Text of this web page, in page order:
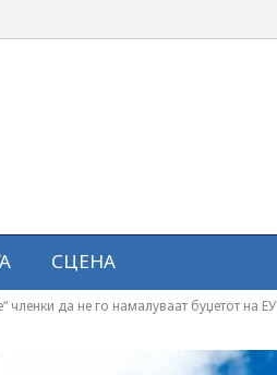
СЦЕНА
членки да не го намалуваат буџетот на ЕУ